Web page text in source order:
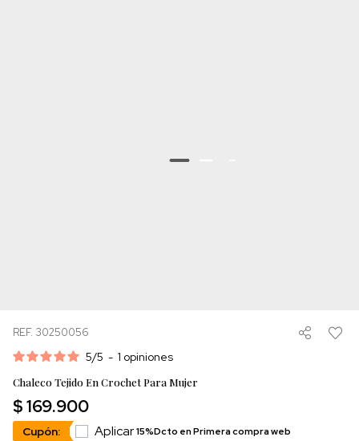
REF. 30250056
5/5 - 1 opiniones
Chaleco Tejido En Crochet Para Mujer
$ 169.900
Cupón: Aplicar15%Dcto en Primera compra web